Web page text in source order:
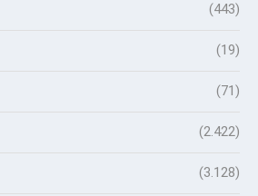
(443)
(19)
(71)
(2.422)
(3.128)